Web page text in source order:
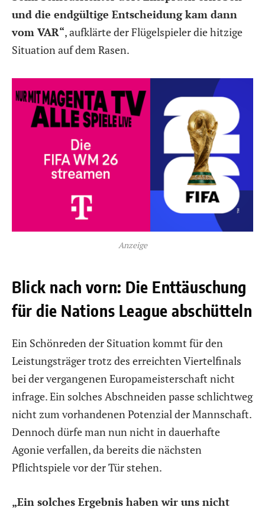
und die endgültige Entscheidung kam dann
vom VAR“, aufklärte der Flügelspieler die hitzige
Situation auf dem Rasen.
Anzeige
Blick nach vorn: Die Enttäuschung
für die Nations League abschütteln
Ein Schönreden der Situation kommt für den
Leistungsträger trotz des erreichten Viertelfinals
bei der vergangenen Europameisterschaft nicht
infrage. Ein solches Abschneiden passe schlichtweg
nicht zum vorhandenen Potenzial der Mannschaft.
Dennoch dürfe man nun nicht in dauerhafte
Agonie verfallen, da bereits die nächsten
Pflichtspiele vor der Tür stehen.
„Ein solches Ergebnis haben wir uns nicht